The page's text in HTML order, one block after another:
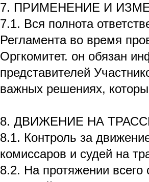
7. ПРИМЕНЕНИЕ И
7.1. Вся полнота
Регламента во время
Оргкомитет. он обязан
представителей
важных решениях,
8. ДВИЖЕНИЕ НА
8.1. Контроль за
комиссаров и судей на
8.2. На протяжении